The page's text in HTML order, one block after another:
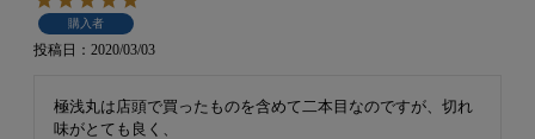
購入者
投稿日 2020/03/03
極浅丸は店頭で買ったものを含めて二本目なのですが、切れ
味がとても良く、